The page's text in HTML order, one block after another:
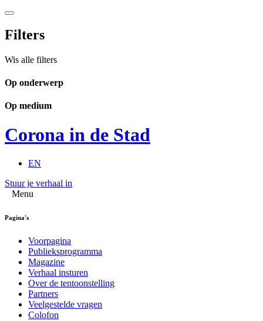
Filters
Wis alle filters
Op onderwerp
Op medium
Corona in de Stad
EN
Stuur je verhaal in
Menu
Pagina's
Voorpagina
Publieksprogramma
Magazine
Verhaal insturen
Over de tentoonstelling
Partners
Veelgestelde vragen
Colofon